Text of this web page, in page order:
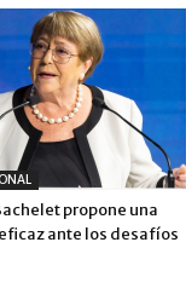
propone una
ante los desafíos